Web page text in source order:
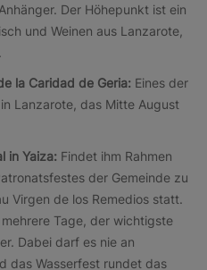
Der Höhepunkt ist ein
und Weinen aus Lanzarote,
la Caridad de Geria: Eines der
Lanzarote, das Mitte August
in Yaiza: Findet ihm Rahmen
der Gemeinde zu
Virgen de los Remedios statt.
Tage, der wichtigste
Dabei darf es nie an
das Wasserfest rundet das